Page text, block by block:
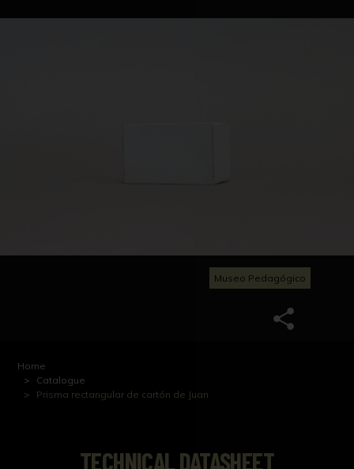
Museo Pedagógico
Home
Catalogue
Prisma rectangular de cartón de Juan
TECHNICAL DATASHEET